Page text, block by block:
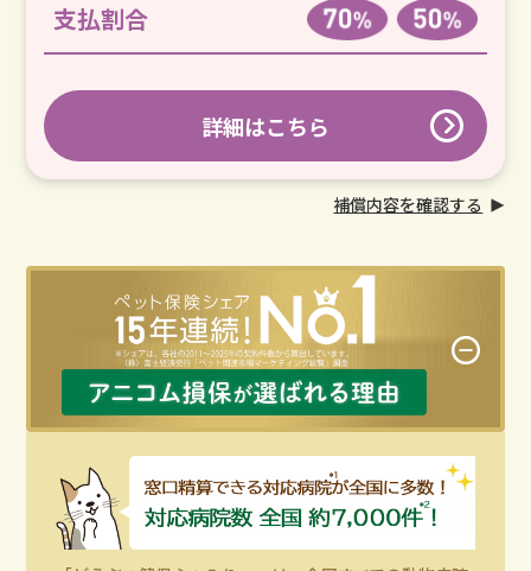
支払割合
詳細はこちら
補償内容を確認する